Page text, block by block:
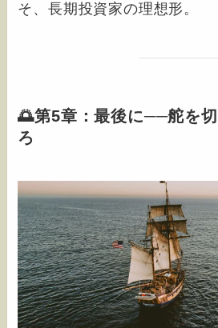
そ、長期投資家の理想形。
🌅第5章：最後に──舵を
ろ